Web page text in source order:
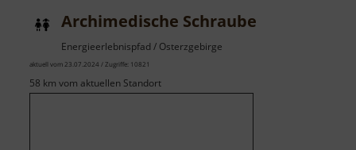
Archimedische Schraube
Energieerlebnispfad / Osterzgebirge
aktuell vom 23.07.2024 / Zugriffe: 10821
58 km vom aktuellen Standort